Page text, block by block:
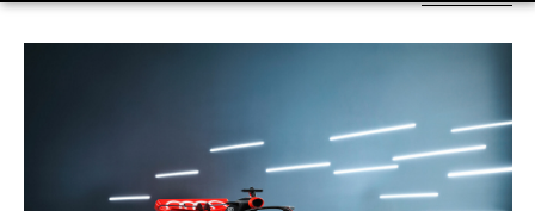
LIFESTYLE
MOTORS